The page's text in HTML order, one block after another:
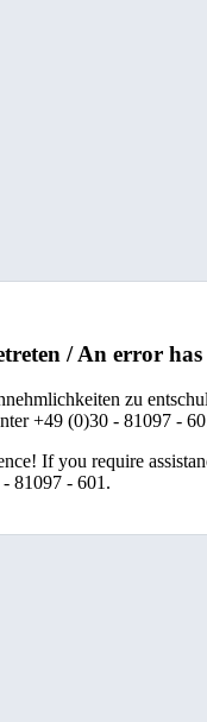
/ An error
zu
+49 (0)30 - 81097 -
If you require
81097 - 601.